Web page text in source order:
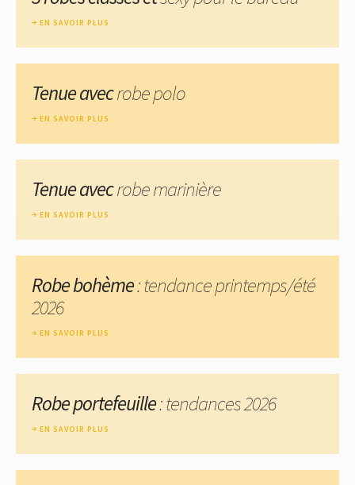
EN SAVOIR PLUS
Tenue avecrobe polo
EN SAVOIR PLUS
Tenue avecrobe marinière
EN SAVOIR PLUS
Robe bohème: tendance printemps/été
2026
EN SAVOIR PLUS
Robe portefeuille: tendances 2026
EN SAVOIR PLUS